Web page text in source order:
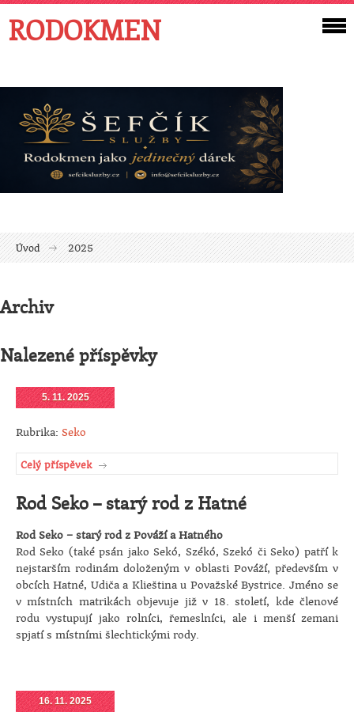
RODOKMEN
Úvod 2025
Archiv
Nalezené příspěvky
5. 11. 2025
Rubrika: Seko
Celý příspěvek
Rod Seko – starý rod z Hatné
Rod Seko – starý rod z Pováží a Hatného
Rod Seko (také psán jako Sekó, Székó, Szekó či Seko) patří k
nejstarším rodinám doloženým v oblasti Pováží, především v
obcích Hatné, Udiča a Klieština u Považské Bystrice. Jméno se
v místních matrikách objevuje již v 18. století, kde členové
rodu vystupují jako rolníci, řemeslníci, ale i menší zemani
spjatí s místními šlechtickými rody.
16. 11. 2025